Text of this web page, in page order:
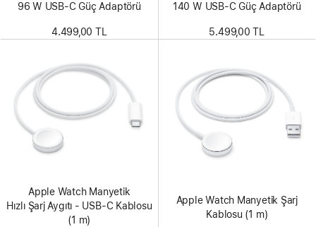
96 W USB-C Güç Adaptörü
4.499,00 TL
140 W USB-C Güç Adaptörü
5.499,00 TL
Apple Watch Manyetik
Hızlı Şarj Aygıtı - USB‑C Kablosu
(1 m)
Apple Watch Manyetik Şarj
Kablosu (1 m)